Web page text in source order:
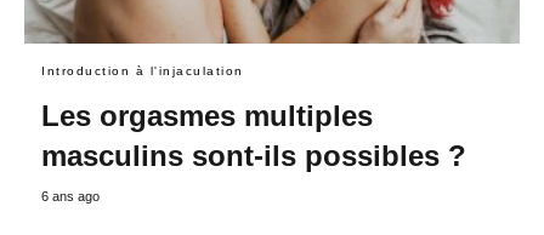
Introduction à l'injaculation
Les orgasmes multiples
masculins sont-ils possibles ?
6 ans ago